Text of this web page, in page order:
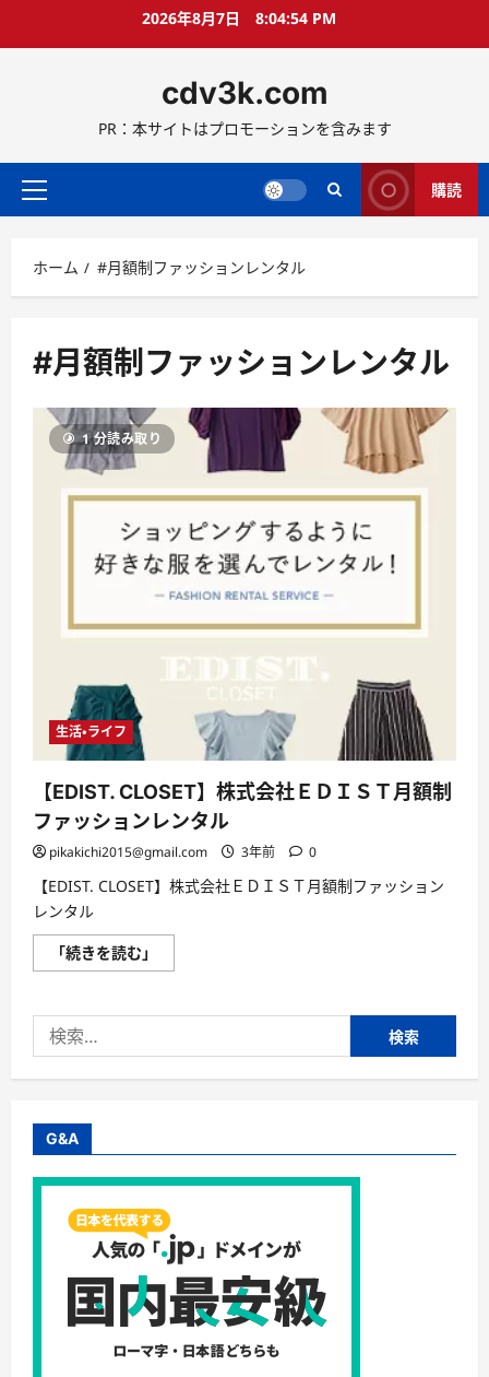
ス
ッ
2026年8月7日 8:04:55 PM
cdv3k.com
PR：本サイトはプロモーションを含みます
メ
メ
ニ
ー
購読
ホーム #月額制ファッションレンタル
#月額制ファッションレンタル
1 分読み取り
生活・ライフ
【EDIST. CLOSET】株式会社ＥＤＩＳＴ月額制
ファッションレンタル
pikakichi2015@gmail.com 3年前 0
【EDIST. CLOSET】株式会社ＥＤＩＳＴ月額制ファッション
レンタル
「続きを読む」
CLOSET】
会
Ｄ
Ｉ
制
ァ
シ
ョ
ン
レ
タ
ル
に
い
て
索:
G&A